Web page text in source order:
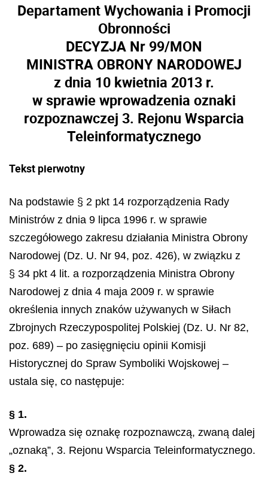
Departament Wychowania i Promocji
Obronności
DECYZJA Nr 99/MON
MINISTRA OBRONY NARODOWEJ
z dnia 10 kwietnia 2013 r.
w sprawie wprowadzenia oznaki
rozpoznawczej 3. Rejonu Wsparcia
Teleinformatycznego
Tekst pierwotny
Na podstawie § 2 pkt 14 rozporządzenia Rady
Ministrów z dnia 9 lipca 1996 r. w sprawie
szczegółowego zakresu działania Ministra Obrony
Narodowej (Dz. U. Nr 94, poz. 426), w związku z
§ 34 pkt 4 lit. a rozporządzenia Ministra Obrony
Narodowej z dnia 4 maja 2009 r. w sprawie
określenia innych znaków używanych w Siłach
Zbrojnych Rzeczypospolitej Polskiej (Dz. U. Nr 82,
poz. 689) – po zasięgnięciu opinii Komisji
Historycznej do Spraw Symboliki Wojskowej –
ustala się, co następuje:
§ 1.
Wprowadza się oznakę rozpoznawczą, zwaną dalej
„oznaką”, 3. Rejonu Wsparcia Teleinformatycznego.
§ 2.